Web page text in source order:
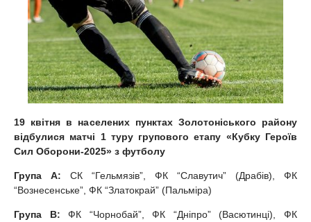
19 квітня в населених пунктах Золотоніського району
відбулися матчі 1 туру групового етапу «Кубку Героїв
Сил Оборони-2025» з футболу
Група А: СК “Гельмязів”, ФК “Славутич” (Драбів), ФК
“Вознесенське”, ФК “Златокрай” (Пальміра)
Група В: ФК “Чорнобай”, ФК “Дніпро” (Васютинці), ФК